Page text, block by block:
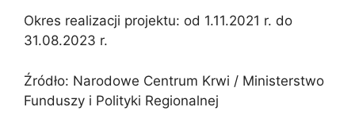
Okres realizacji projektu: od 1.11.2021 r. do
31.08.2023 r.
Źródło: Narodowe Centrum Krwi / Ministerstwo
Funduszy i Polityki Regionalnej